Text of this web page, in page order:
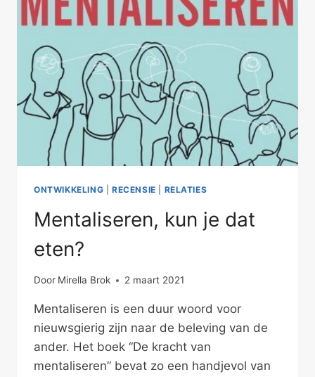
ONTWIKKELING RECENSIE RELATIES
Mentaliseren, kun je dat
eten?
Door Mirella Brok 2 maart 2021
Mentaliseren is een duur woord voor
nieuwsgierig zijn naar de beleving van de
ander. Het boek “De kracht van
mentaliseren” bevat zo een handjevol van